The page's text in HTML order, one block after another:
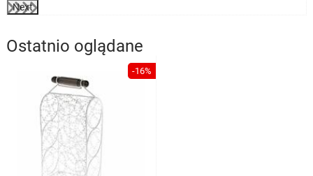
Next
Ostatnio oglądane
-16%